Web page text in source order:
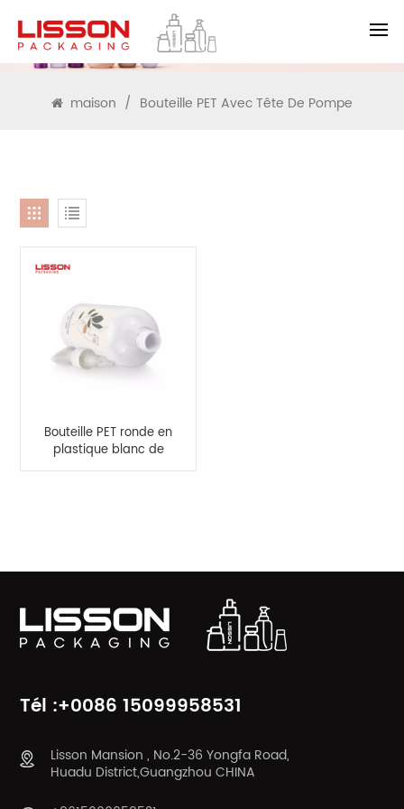
RECHERCHE
maison / Bouteille PET Avec Tête De Pompe
Bouteille PET ronde en
plastique blanc de
500 ml avec pompe
Tél :+0086 15099958531
Lisson Mansion , No.2-36 Yongfa Road,
Huadu District,Guangzhou CHINA